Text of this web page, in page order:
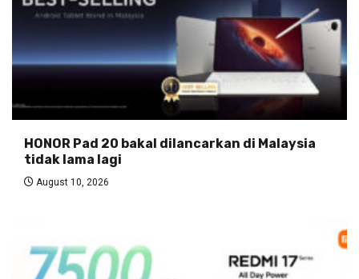
HONOR Pad 20 bakal dilancarkan di Malaysia
tidak lama lagi
August 10, 2026